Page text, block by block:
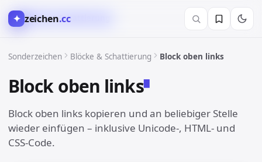
✦ zeichen.cc
Sonderzeichen Blöcke & Schattierung Block oben links
Block oben links▘︎
Block oben links kopieren und an beliebiger Stelle
wieder einfügen – inklusive Unicode-, HTML- und
CSS-Code.
▓︎ Blöcke & Schattierung